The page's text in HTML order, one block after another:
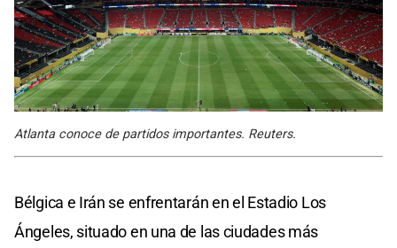
Atlanta conoce de partidos importantes. Reuters.
Bélgica e Irán se enfrentarán en el Estadio Los
Ángeles, situado en una de las ciudades más